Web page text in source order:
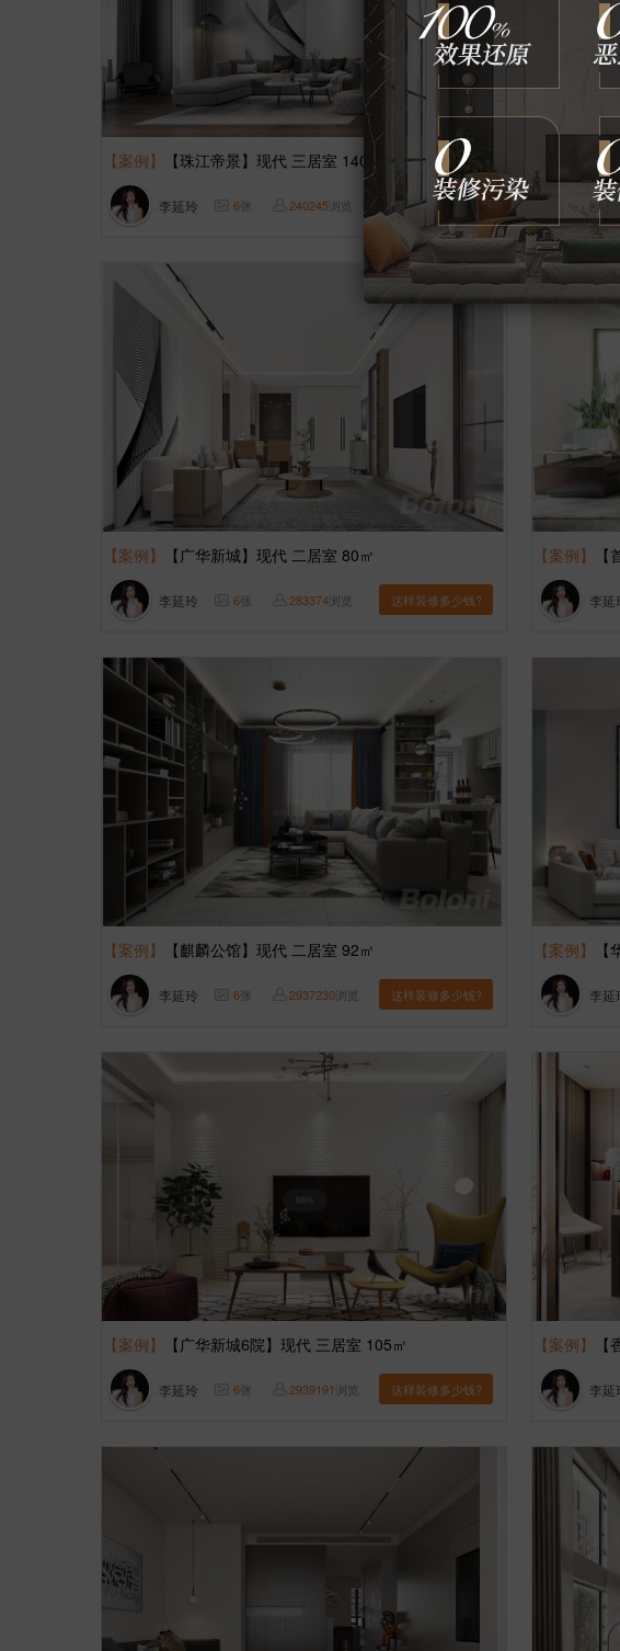
【案例】 【珠江帝景】现代 三居室 140㎡
李延玲 6张 240245浏览 这样装修多少钱?
【
李延
【案例】 【广华新城】现代 二居室 80㎡
李延玲 6张 283374浏览 这样装修多少钱?
【案例】
李延
【案例】 【麒麟公馆】现代 二居室 92㎡
李延玲 6张 2937230浏览 这样装修多少钱?
【案例】
李延
【案例】 【广华新城6院】现代 三居室 105㎡
李延玲 6张 2939191浏览 这样装修多少钱?
【案例】
李延